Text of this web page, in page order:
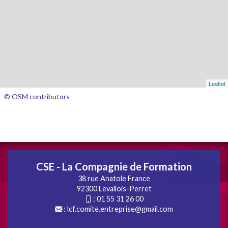
Leaflet
© OSM contributors
CSE - La Compagnie de Formation
38 rue Anatole France
92300 Levallois-Perret
: 01 55 31 26 00
: lcf.comite.entreprise@gmail.com